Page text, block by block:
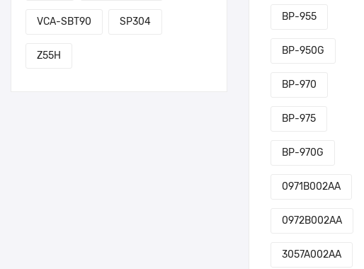
VCA-SBT90 SP304
Z55H
BP-955
BP-950G
BP-970
BP-975
BP-970G
0971B002AA
0972B002AA
3057A002AA